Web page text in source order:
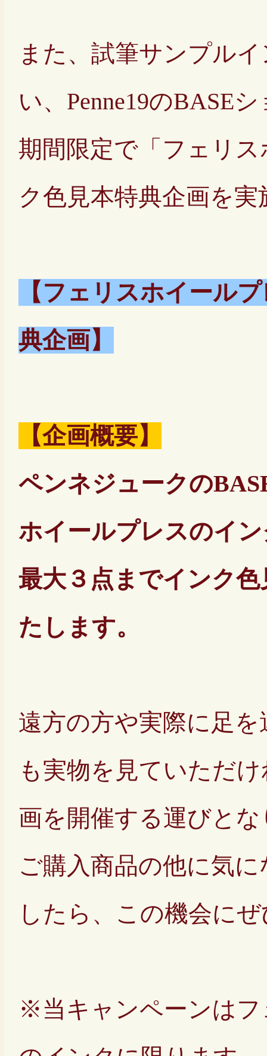
また、試筆サンプル
い、Penne19のBASE
期間限定で「フェリ
ク色見本特典企画を
【フェリスホイール
典企画】
【企画概要】
ペンネジュークの
ホイールプレスのイ
最大３点までインク
たします。
遠方の方や実際に足
も実物を見ていただ
画を開催する運びと
ご購入商品の他に気
したら、この機会に
※当キャンペーンは